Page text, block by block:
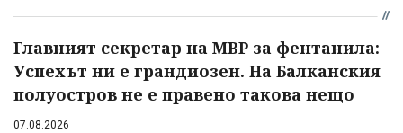
Главният секретар на МВР за фентанила:
Успехът ни е грандиозен. На Балканския
полуостров не е правено такова нещо
07.08.2026